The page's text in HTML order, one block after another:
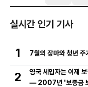
실시간 인기 기사
1 7월의 장마와 청년 주
2
영국 세입자는 이제
— 2007년 '보증금